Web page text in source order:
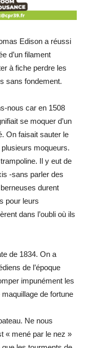
Edison a réussi
d’un filament
à fiche perdre les
sans fondement.
nous car en 1508
se moquer d’un
On faisait sauter le
moqueurs.
trampoline. Il y eut de
-sans parler des
durent
pour leurs
dans l’oubli où ils
de 1834. On a
de l’époque
impunément les
de fortune
Ne nous
« mené par le nez »